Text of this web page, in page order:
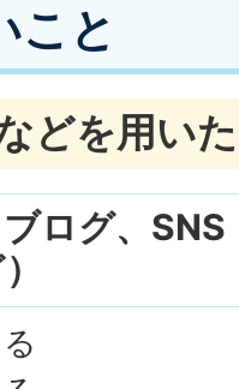
こと
どを用い
ログ、